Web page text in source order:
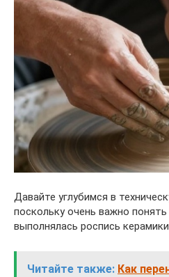
Давайте углубимся в
поскольку очень важно
выполнялась роспись
Читайте также: Как